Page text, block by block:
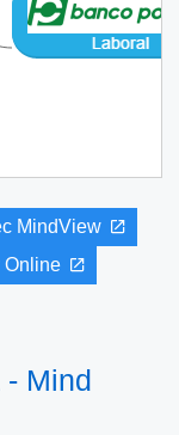
MindView
Online
Mind